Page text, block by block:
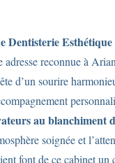
Dentisterie
adresse reconnue à
d’un sourire
au blanchiment
soignée et
font de ce cabinet un